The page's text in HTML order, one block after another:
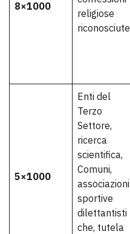
8×1000
religiose
riconosciute
5×1000
Enti del
Terzo
Settore,
ricerca
scientifica,
Comuni,
associazioni
sportive
dilettantisti
che, tutela